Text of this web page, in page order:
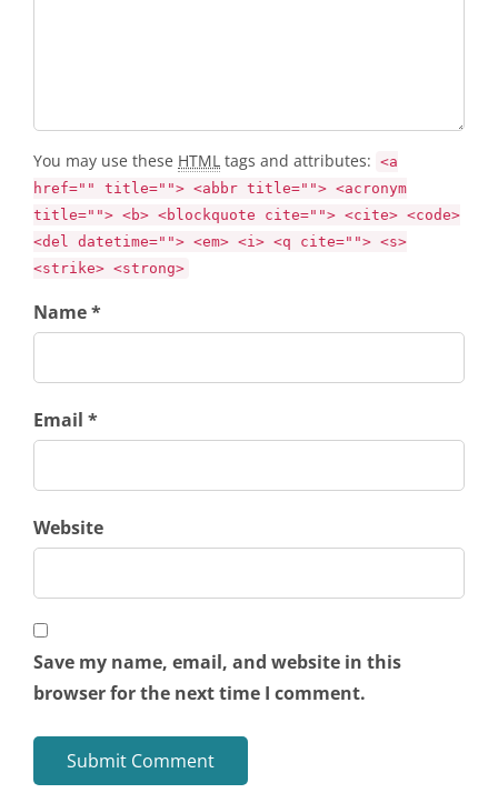
You may use these HTML tags and attributes: <a
href="" title=""> <abbr title=""> <acronym
title=""> <b> <blockquote cite=""> <cite> <code>
<del datetime=""> <em> <i> <q cite=""> <s>
<strike> <strong>
Name *
Email *
Website
Save my name, email, and website in this
browser for the next time I comment.